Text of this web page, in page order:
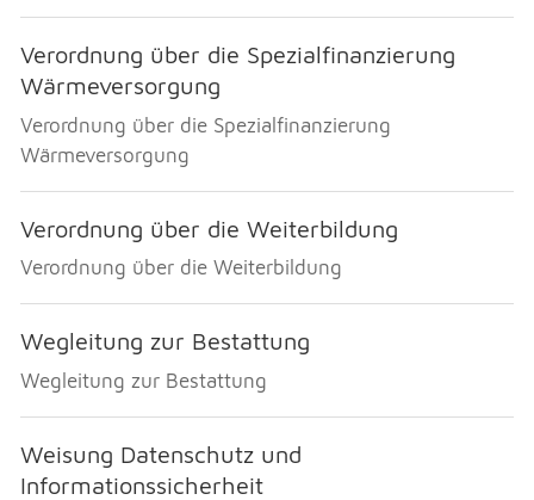
Verordnung über die Spezialfinanzierung
Wärmeversorgung
Verordnung über die Spezialfinanzierung
Wärmeversorgung
Verordnung über die Weiterbildung
Verordnung über die Weiterbildung
Wegleitung zur Bestattung
Wegleitung zur Bestattung
Weisung Datenschutz und
Informationssicherheit